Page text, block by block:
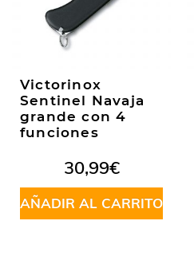
Victorinox
Sentinel Navaja
grande con 4
funciones
30,99€
AÑADIR AL CARRITO